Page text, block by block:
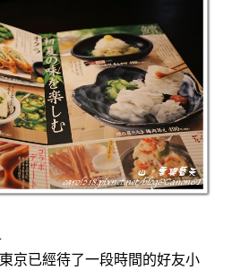
炭
烤
親
子
丼
飯〉
中
京已經待了一段時間的好友小